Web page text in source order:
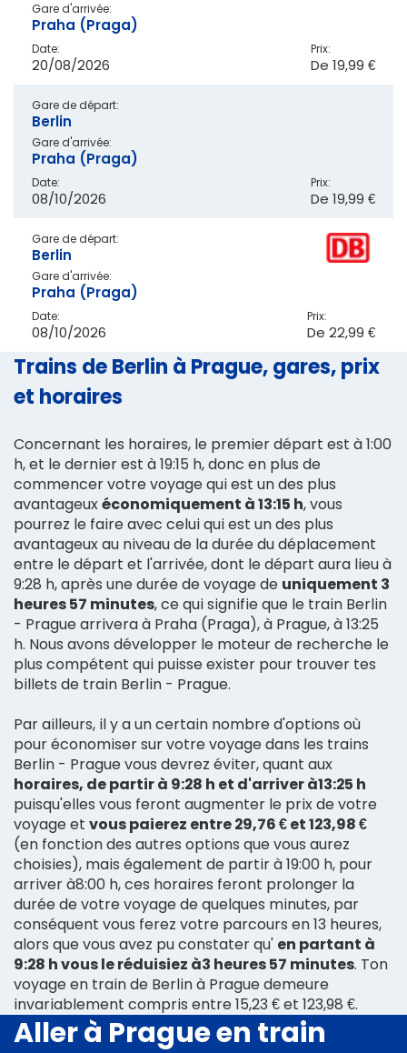
Gare d'arrivée:
Praha (Praga)
Date:
20/08/2026
Prix:
De 19,99 €
Gare de départ:
Berlin
Gare d'arrivée:
Praha (Praga)
Date:
08/10/2026
Prix:
De 19,99 €
Gare de départ:
Berlin
Gare d'arrivée:
Praha (Praga)
Date:
08/10/2026
Prix:
De 22,99 €
Trains de Berlin à Prague, gares, prix
et horaires
Concernant les horaires, le premier départ est à 1:00
h, et le dernier est à 19:15 h, donc en plus de
commencer votre voyage qui est un des plus
avantageuxéconomiquement à 13:15 h, vous
pourrez le faire avec celui qui est un des plus
avantageux au niveau de la durée du déplacement
entre le départ et l'arrivée, dont le départ aura lieu à
9:28 h, après une durée de voyage de uniquement 3
heures 57 minutes, ce qui signifie que le train Berlin
- Prague arrivera à Praha (Praga), à Prague, à 13:25
h. Nous avons développer le moteur de recherche le
plus compétent qui puisse exister pour trouver tes
billets de train Berlin - Prague.
Par ailleurs, il y a un certain nombre d'options où
pour économiser sur votre voyage dans les trains
Berlin - Prague vous devrez éviter, quant aux
horaires, de partir à 9:28 h et d'arriver à13:25 h
puisqu'elles vous feront augmenter le prix de votre
voyage et vous paierez entre 29,76 € et 123,98 €
(en fonction des autres options que vous aurez
choisies), mais également de partir à 19:00 h, pour
arriver à8:00 h, ces horaires feront prolonger la
durée de votre voyage de quelques minutes, par
conséquent vous ferez votre parcours en 13 heures,
alors que vous avez pu constater qu' en partant à
9:28 h vous le réduisiez à3 heures 57 minutes. Ton
voyage en train de Berlin à Prague demeure
invariablement compris entre 15,23 € et 123,98 €.
Aller à Prague en train